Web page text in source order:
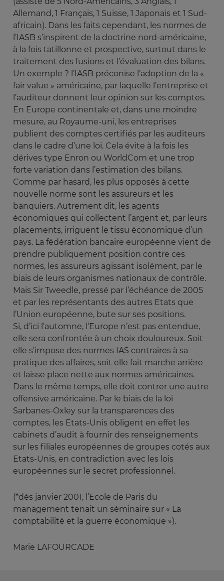
Allemand, 1 Français, 1 Suisse, 1 Japonais et 1 Sud-
africain). Dans les faits cependant, les normes de
l’IASB s’inspirent de la doctrine nord-américaine,
à la fois tatillonne et prospective, surtout dans le
traitement des fusions et l’évaluation des bilans.
Un exemple ? l’IASB préconise l’adoption de la «
fair value » américaine, par laquelle l’entreprise et
l’auditeur donnent leur opinion sur les comptes.
En Europe continentale et, dans une moindre
mesure, au Royaume-uni, les entreprises
publient des comptes certifiés par les auditeurs
dans le cadre d’une loi. Cela évite à la fois les
dérives type Enron ou WorldCom et une trop
forte variation dans l’estimation des bilans.
Comme par hasard, les plus opposés à cette
nouvelle norme sont les assureurs et les
banquiers. Autrement dit, les agents
économiques qui collectent l’argent et, par leurs
placements, irriguent le tissu économique d’un
pays. La fédération bancaire européenne vient de
prendre publiquement position contre ces
normes, les assureurs agissant isolément, par le
biais de leurs organismes nationaux de contrôle.
Mais Sir Tweedle, pressé par l’échéance de 2005
et par les représentants des autres Etats que
l’Union européenne, bute sur ses positions.
Si, d’ici l’automne, l’Europe n’est pas entendue,
elle sera confrontée à un choix douloureux. Soit
elle s’impose des normes IAS contraires à sa
pratique des affaires, soit elle fait marche arrière
et laisse place nette aux normes américaines.
Dans le même temps, elle doit contrer une autre
offensive américaine. Par le biais de la loi
Sarbanes-Oxley sur la transparences des
comptes, les Etats-Unis obligent en effet les
cabinets d’audit à fournir des renseignements
sur les filiales européennes de groupes cotés aux
Etats-Unis, en contradiction avec les lois
européennes sur le secret professionnel.
(*dès janvier 2001, l’Ecole de Paris du
management tenait un séminaire sur « La
comptabilité et la guerre économique »).
Marie LAFOURCADE